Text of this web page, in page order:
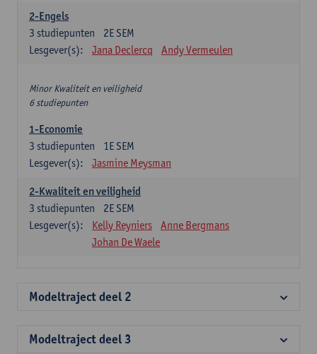
2-Engels
2E SEM
3 studiepunten
Lesgever(s):
Jana Declercq Andy Vermeulen
Minor Kwaliteit en veiligheid
6 studiepunten
1-Economie
1E SEM
3 studiepunten
Lesgever(s):
Jasmine Meysman
2-Kwaliteit en veiligheid
2E SEM
3 studiepunten
Lesgever(s):
Kelly Reyniers
Anne Bergmans
Johan De Waele
Modeltraject deel 2
Modeltraject deel 3